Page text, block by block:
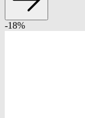
-18%